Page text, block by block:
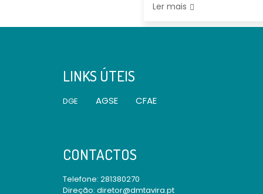
Ler mais
LINKS ÚTEIS
DGE AGSE CFAE
CONTACTOS
Telefone: 281380270
Direção: diretor@dmtavira.pt